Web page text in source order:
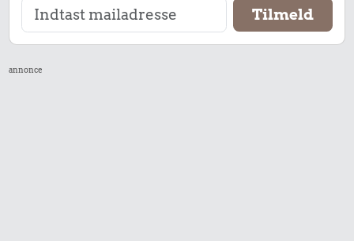
annonce